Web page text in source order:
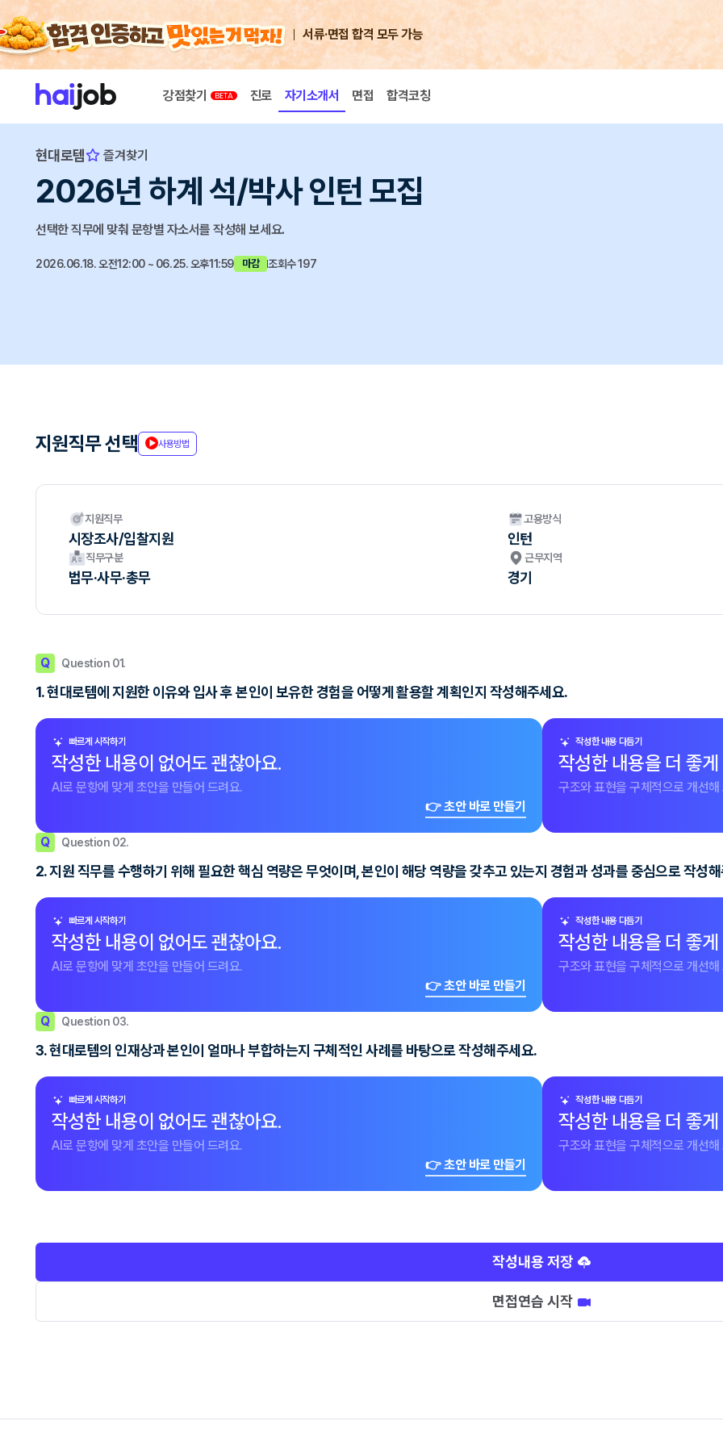
서류·면접 합격 모두 가능
강점찾기 진로 자기소개서 면접 합격코칭
현대로템 즐겨찾기
2026년 하계 석/박사 인턴 모집
선택한 직무에 맞춰 문항별 자소서를 작성해 보세요.
2026.06.18. 오전12:00 ~ 06.25. 오후11:59 마감 조회수 197
지원직무 선택 사용방법
지원직무
시장조사/입찰지원
고용방식
인턴
직무구분
법무·사무·총무
근무지역
경기
Q Question 01.
1. 현대로템에 지원한 이유와 입사 후 본인이 보유한 경험을 어떻게 활용할 계획인지 작성해주세요.
빠르게 시작하기
작성한 내용이 없어도 괜찮아요.
AI로 문항에 맞게 초안을 만들어 드려요.
👉 초안 바로 만들기
작성한 내용 다듬기
작성한 내용을 더 좋
구조와 표현을 구체적으로 개선해
Q Question 02.
2. 지원 직무를 수행하기 위해 필요한 핵심 역량은 무엇이며, 본인이 해당 역량을 갖추고 있는지 경험과 성과를 중심으로 작성
빠르게 시작하기
작성한 내용이 없어도 괜찮아요.
AI로 문항에 맞게 초안을 만들어 드려요.
👉 초안 바로 만들기
작성한 내용 다듬기
작성한 내용을 더 좋
구조와 표현을 구체적으로 개선해
Q Question 03.
3. 현대로템의 인재상과 본인이 얼마나 부합하는지 구체적인 사례를 바탕으로 작성해주세요.
빠르게 시작하기
작성한 내용이 없어도 괜찮아요.
AI로 문항에 맞게 초안을 만들어 드려요.
👉 초안 바로 만들기
작성한 내용 다듬기
작성한 내용을 더 좋
구조와 표현을 구체적으로 개선해
작성내용 저장
면접연습 시작